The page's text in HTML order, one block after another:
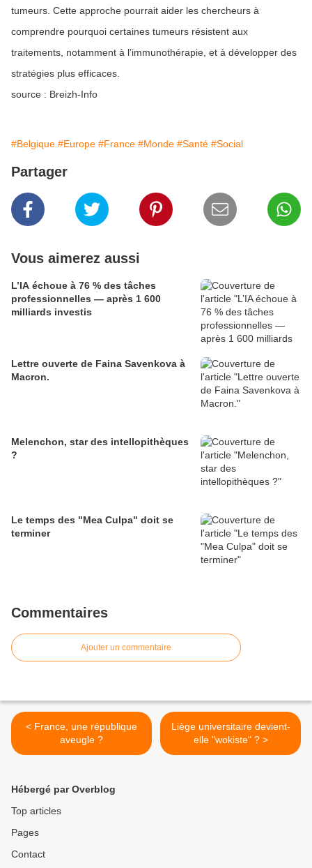
tumeurs. Cette approche pourrait aider les chercheurs à
comprendre pourquoi certaines tumeurs résistent aux
traitements, notamment à l’immunothérapie, et à développer des
stratégies plus efficaces.
source : Breizh-Info
#Belgique #Europe #France #Monde #Santé #Social
Partager
Vous aimerez aussi
L’IA échoue à 76 % des tâches
professionnelles — après 1 600
milliards investis
Lettre ouverte de Faina Savenkova à
Macron.
Melenchon, star des intellopithèques
?
Le temps des "Mea Culpa" doit se
terminer
Commentaires
Ajouter un commentaire
< France, une république
aveugle ?
Liège universitaire devient-
elle "wokiste" ? >
Hébergé par Overblog
Top articles
Pages
Contact